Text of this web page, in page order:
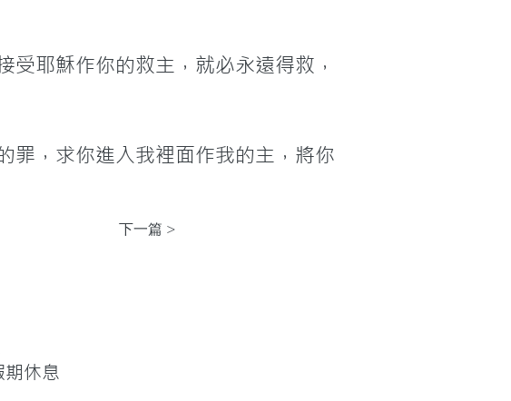
耶穌作你的救主，就必永遠得救，
罪，求你進入我裡面作我的主，將你
下一篇 >
休息